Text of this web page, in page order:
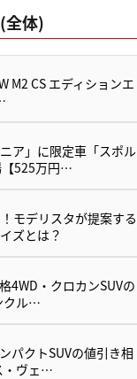
全体)
M2 CS エディションエ
ア」に限定車「スポル
【525万円…
モデリスタが提案する
ズとは？
4WD・クロカンSUVの
クル…
パクトSUVの値引き相
・ヴェ…